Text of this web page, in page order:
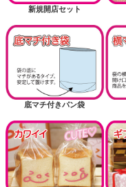
新規開店セット
底マチ付きパン袋